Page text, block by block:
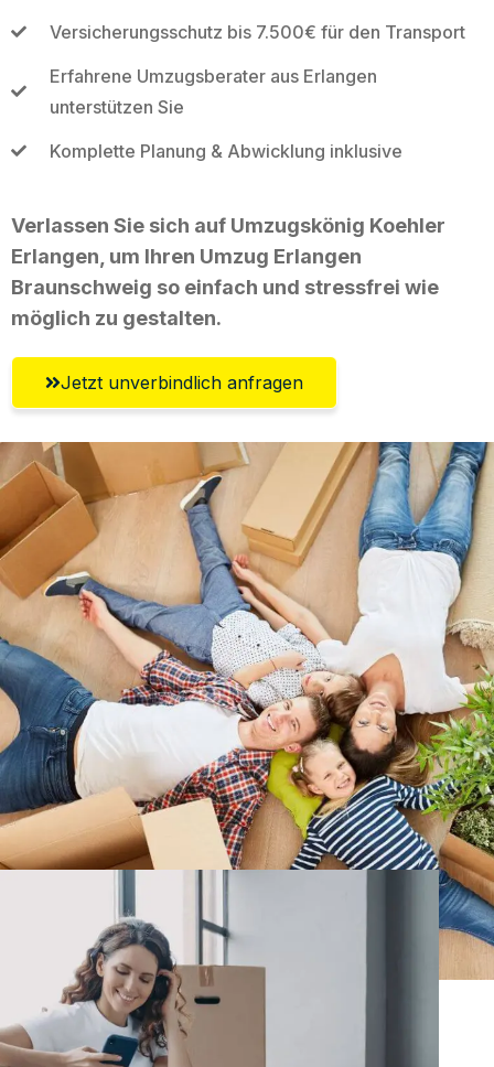
Versicherungsschutz bis 7.500€ für den Transport
Erfahrene Umzugsberater aus Erlangen
unterstützen Sie
Komplette Planung & Abwicklung inklusive
Verlassen Sie sich auf Umzugskönig Koehler
Erlangen, um Ihren Umzug Erlangen
Braunschweig so einfach und stressfrei wie
möglich zu gestalten.
Jetzt unverbindlich anfragen